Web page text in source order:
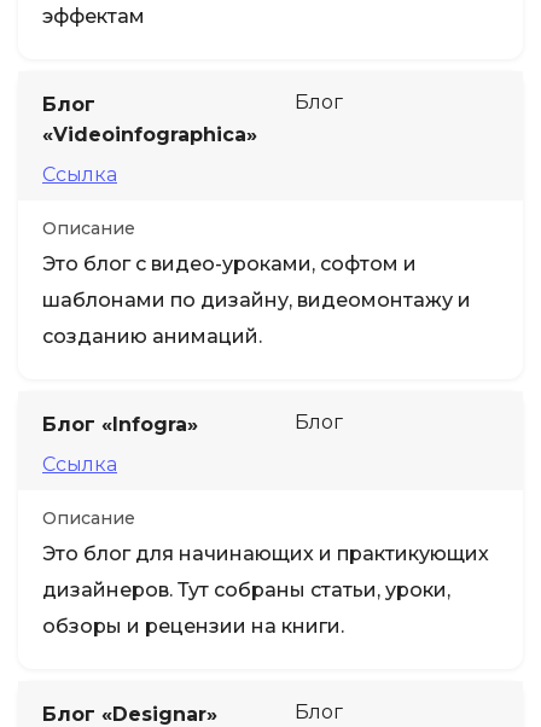
эффектам
Блог
«Videoinfographica»
Ссылка
Блог
Описание
Это блог с видео-уроками, софтом и
шаблонами по дизайну, видеомонтажу и
созданию анимаций.
Блог «Infogra»
Ссылка
Блог
Описание
Это блог для начинающих и практикующих
дизайнеров. Тут собраны статьи, уроки,
обзоры и рецензии на книги.
Блог «Designar»
Блог